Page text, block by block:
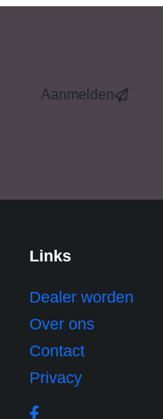
Aanmelden
Links
Dealer worden
Over ons
Contact
Privacy